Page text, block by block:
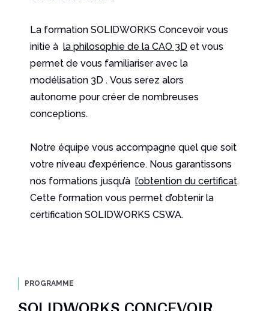
La formation SOLIDWORKS Concevoir vous
initie à la philosophie de la CAO 3D et vous
permet de vous familiariser avec la
modélisation 3D . Vous serez alors
autonome pour créer de nombreuses
conceptions.
Notre équipe vous accompagne quel que soit
votre niveau d’expérience. Nous garantissons
nos formations jusqu’à l’obtention du certificat.
Cette formation vous permet d’obtenirla
certification SOLIDWORKS CSWA.
PROGRAMME